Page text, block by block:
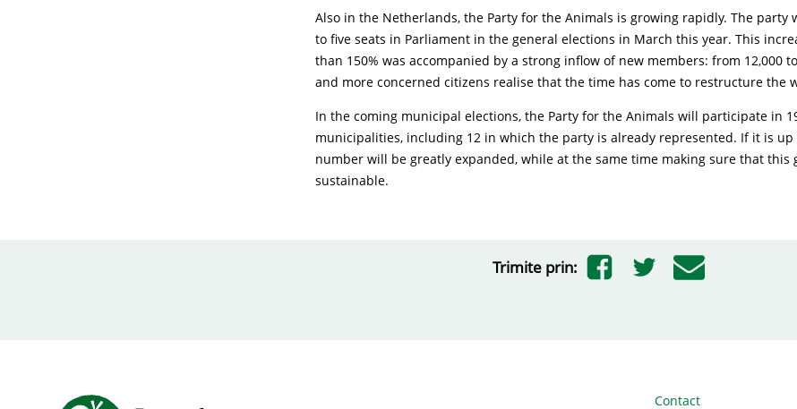
Also in the Netherlands, the Party for the Animals is growing rapidly. The party
to five seats in Parliament in the general elections in March this year. This
than 150% was accompanied by a strong inflow of new members: from 12,000
and more concerned citizens realise that the time has come to restructure the
In the coming municipal elections, the Party for the Animals will participate in
municipalities, including 12 in which the party is already represented. If it is up
number will be greatly expanded, while at the same time making sure that this
sustainable.
Trimite prin:
Contact